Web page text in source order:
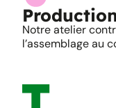
Notre atelier
l’assemblage au